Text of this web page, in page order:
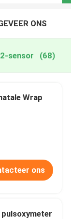
ONS
sensor (68)
Wrap
ons